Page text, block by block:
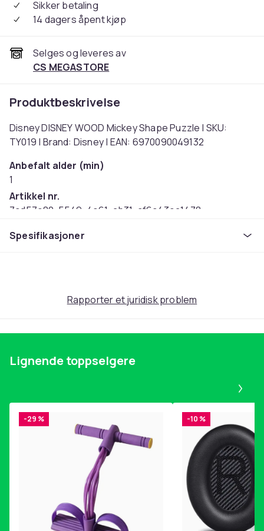
Sikker betaling
14 dagers åpent kjøp
Selges og leveres av
CS MEGASTORE
Produktbeskrivelse
Disney DISNEY WOOD Mickey Shape Puzzle | SKU:
TY019 | Brand: Disney | EAN: 6970090049132
Anbefalt alder (min)
1
Artikkel nr.
7cd57e80-5549-4e61-ab31-cf6c43ea1478
Produktsikkerhetsinformasjon
Spesifikasjoner
Rapporter et juridisk problem
Lignende toppselgere
-29 % -10 %